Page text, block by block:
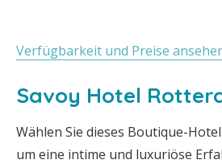
Verfügbarkeit und Preise
Savoy Hotel
Wählen Sie dieses Boutique-
um eine intime und luxuriöse